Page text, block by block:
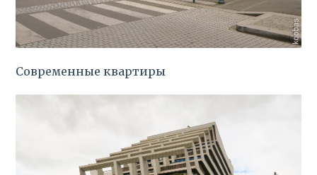
Современные квартиры